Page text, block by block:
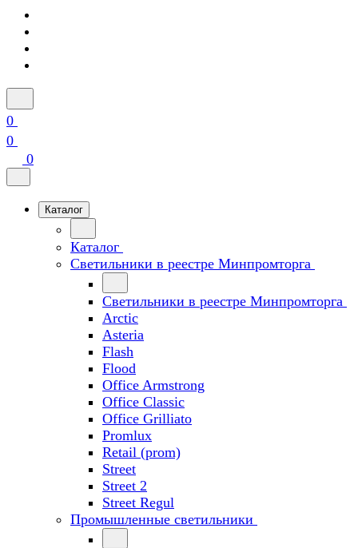
0
0
0
Каталог
Каталог
Светильники в реестре Минпромторга
Светильники в реестре Минпромторга
Arctic
Asteria
Flash
Flood
Office Armstrong
Office Classic
Office Grilliato
Promlux
Retail (prom)
Street
Street 2
Street Regul
Промышленные светильники